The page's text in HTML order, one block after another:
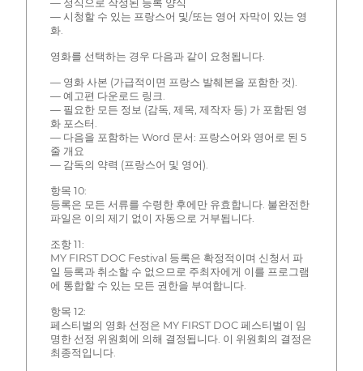
— 정식으로 작성된 등록 양식
— 시청할 수 있는 프랑스어 및/또는 영어 자막이 있는 영
화.
영화를 선택하는 경우 다음과 같이 요청됩니다.
— 영화 사본 (가급적이면 프랑스 발췌본을 포함한 것).
— 예고편 다운로드 링크.
— 필요한 모든 정보 (감독, 제목, 제작자 등) 가 포함된 영
화 포스터.
— 다음을 포함하는 Word 문서: 프랑스어와 영어로 된 5
줄 개요
— 감독의 약력 (프랑스어 및 영어).
항목 10:
등록은 모든 서류를 수령한 후에만 유효합니다. 불완전한
파일은 이의 제기 없이 자동으로 거부됩니다.
조항 11:
MY FIRST DOC Festival 등록은 확정적이며 신청서 파
일 등록과 취소할 수 없으므로 주최자에게 이를 프로그램
에 통합할 수 있는 모든 권한을 부여합니다.
항목 12:
페스티벌의 영화 선정은 MY FIRST DOC 페스티벌이 임
명한 선정 위원회에 의해 결정됩니다. 이 위원회의 결정은
최종적입니다.